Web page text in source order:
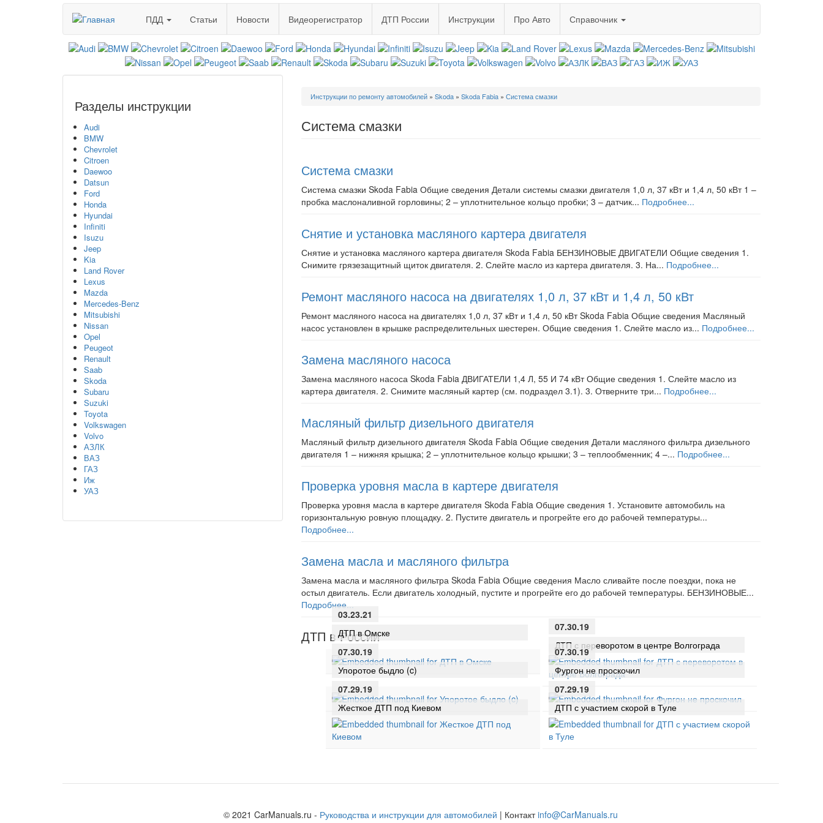
ПДД Статьи Новости Видеорегистратор ДТП России Инструкции Про Авто Справочник
Разделы инструкции
Audi
BMW
Chevrolet
Citroen
Daewoo
Datsun
Ford
Honda
Hyundai
Infiniti
Isuzu
Jeep
Kia
Land Rover
Lexus
Mazda
Mercedes-Benz
Mitsubishi
Nissan
Opel
Peugeot
Renault
Saab
Skoda
Subaru
Suzuki
Toyota
Volkswagen
Volvo
АЗЛК
ВАЗ
ГАЗ
Иж
УАЗ
Вы
Инструкции по ремонту автомобилей » Skoda » Skoda Fabia » Система смазки
Система смазки
Система смазки
Система смазки Skoda Fabia Общие сведения Детали системы смазки двигателя 1,0 л, 37 кВт и 1,4 л, 50 кВт 1 –
пробка маслоналивной горловины; 2 – уплотнительное кольцо пробки; 3 – датчик... Подробнее...
Снятие и установка масляного картера двигателя
Снятие и установка масляного картера двигателя Skoda Fabia БЕНЗИНОВЫЕ ДВИГАТЕЛИ Общие сведения 1.
Снимите грязезащитный щиток двигателя. 2. Слейте масло из картера двигателя. 3. На... Подробнее...
Ремонт масляного насоса на двигателях 1,0 л, 37 кВт и 1,4 л, 50 кВт
Ремонт масляного насоса на двигателях 1,0 л, 37 кВт и 1,4 л, 50 кВт Skoda Fabia Общие сведения Масляный
насос установлен в крышке распределительных шестерен. Общие сведения 1. Слейте масло из... Подробнее...
Замена масляного насоса
Замена масляного насоса Skoda Fabia ДВИГАТЕЛИ 1,4 Л, 55 И 74 кВт Общие сведения 1. Слейте масло из
картера двигателя. 2. Снимите масляный картер (см. подраздел 3.1). 3. Отверните три... Подробнее...
Масляный фильтр дизельного двигателя
Масляный фильтр дизельного двигателя Skoda Fabia Общие сведения Детали масляного фильтра дизельного
двигателя 1 – нижняя крышка; 2 – уплотнительное кольцо крышки; 3 – теплообменник; 4 –... Подробнее...
Проверка уровня масла в картере двигателя
Проверка уровня масла в картере двигателя Skoda Fabia Общие сведения 1. Установите автомобиль на
горизонтальную ровную площадку. 2. Пустите двигатель и прогрейте его до рабочей температуры...
Подробнее...
Замена масла и масляного фильтра
Замена масла и масляного фильтра Skoda Fabia Общие сведения Масло сливайте после поездки, пока не
остыл двигатель. Если двигатель холодный, пустите и прогрейте его до рабочей температуры. БЕНЗИНОВЫЕ...
Подробнее...
ДТП в России
03.23.21
ДТП в Омске
07.30.19
ДТП с переворотом в центре Волгограда
07.30.19
Упоротое быдло (c)
07.30.19
Фургон не проскочил
07.29.19
Жесткое ДТП под Киевом
07.29.19
ДТП с участием скорой в Туле
© 2021 CarManuals.ru - Руководства и инструкции для автомобилей | Контактinfo@CarManuals.ru